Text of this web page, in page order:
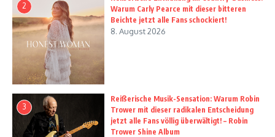
2
Warum Carly Pearce mit dieser bitteren
Beichte jetzt alle Fans schockiert!
8. August 2026
3
Reißerische Musik-Sensation: Warum Robin
Trower mit dieser radikalen Entscheidung
jetzt alle Fans völlig überwältigt! – Robin
Trower Shine Album